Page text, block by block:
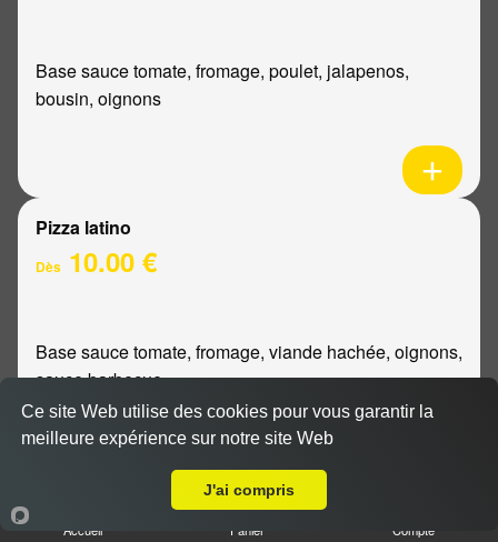
Base sauce tomate, fromage, poulet, jalapenos,
bousin, oignons
Pizza latino
Dès 10.00 €
Base sauce tomate, fromage, viande hachée, oignons,
sauce barbecue
Accueil Panier Compte
Ce site Web utilise des cookies pour vous garantir la
meilleure expérience sur notre site Web
J'ai compris